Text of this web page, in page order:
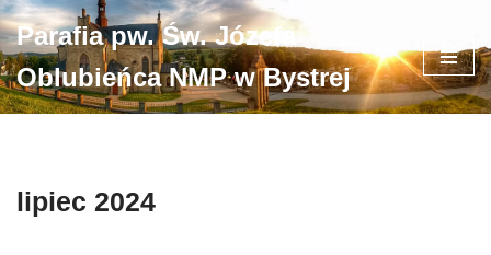
Przejdź
do
treści
Parafia pw. Św. Józefa
Oblubieńca NMP w Bystrej
lipiec 2024